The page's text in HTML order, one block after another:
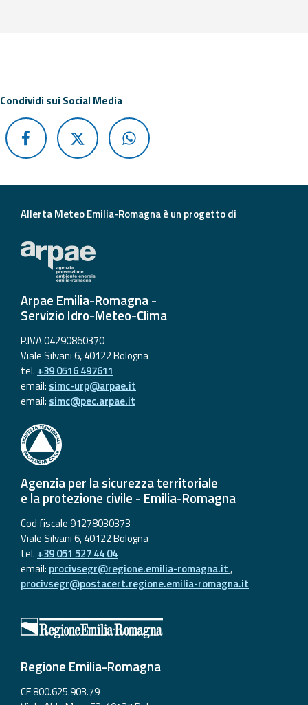
Condividi sui Social Media
Allerta Meteo Emilia-Romagna è un progetto di
Arpae Emilia-Romagna -
Servizio Idro-Meteo-Clima
P.IVA 04290860370
Viale Silvani 6, 40122 Bologna
tel. +39 0516 497611
email: simc-urp@arpae.it
email: simc@pec.arpae.it
Agenzia per la sicurezza territoriale
e la protezione civile - Emilia-Romagna
Cod fiscale 91278030373
Viale Silvani 6, 40122 Bologna
tel. +39 051 527 44 04
email: procivsegr@regione.emilia-romagna.it,
procivsegr@postacert.regione.emilia-romagna.it
Regione Emilia-Romagna
CF 800.625.903.79